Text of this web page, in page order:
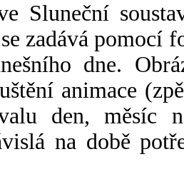
Sluneční
zadává pomocí
dne.
animace
den, měsíc
na době